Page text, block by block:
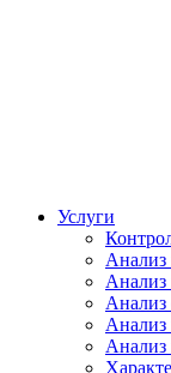
Услуги
Анализ
Анализ
Анализ
Анализ